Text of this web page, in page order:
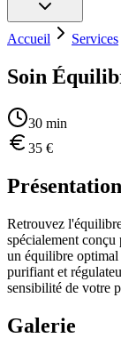
Accueil Services
Soin
30 min
35 €
Présentation
Retrouvez
spécialement conçu
un équilibre
purifiant et
sensibilité de votre
Galerie